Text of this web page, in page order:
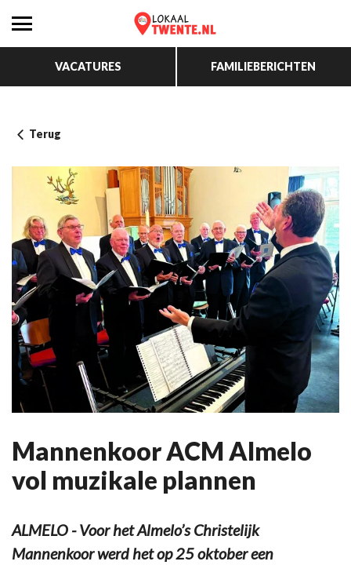
VACATURES FAMILIEBERICHTEN
Terug
Mannenkoor ACM Almelo
vol muzikale plannen
ALMELO - Voor het Almelo’s Christelijk
Mannenkoor werd het op 25 oktober een